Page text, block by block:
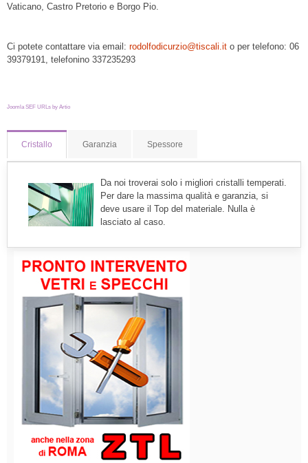
Vaticano, Castro Pretorio e Borgo Pio.
Ci potete contattare via email: rodolfodicurzio@tiscali.it o per telefono: 06
39379191, telefonino 337235293
Joomla SEF URLs by Artio
Cristallo Garanzia Spessore
Da noi troverai solo i migliori cristalli temperati.
Per dare la massima qualità e garanzia, si
deve usare il Top del materiale. Nulla è
lasciato al caso.